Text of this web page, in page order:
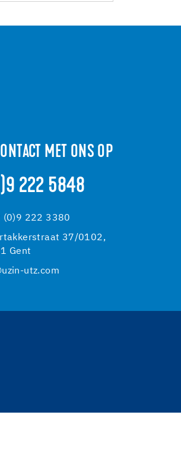
MET ONS OP
222 5848
(0)9 222 3380
37/0102,
Gent
utz.com